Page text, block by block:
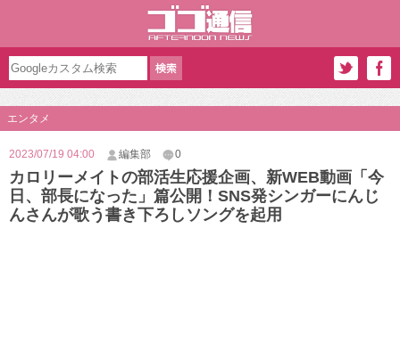
エンタメ
2023/07/19 04:00 編集部 0
カロリーメイトの部活生応援企画、新WEB動画「今
日、部長になった」篇公開！SNS発シンガーにんじ
んさんが歌う書き下ろしソングを起用